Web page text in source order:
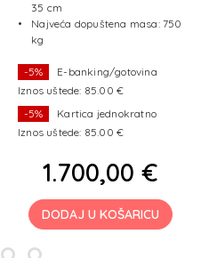
35 cm
Najveća dopuštena masa: 750
kg
-5%
E-banking/gotovina
Iznos uštede: 85.00 €
-5%
Kartica jednokratno
Iznos uštede: 85.00 €
1.700,00 €
DODAJ U KOŠARICU